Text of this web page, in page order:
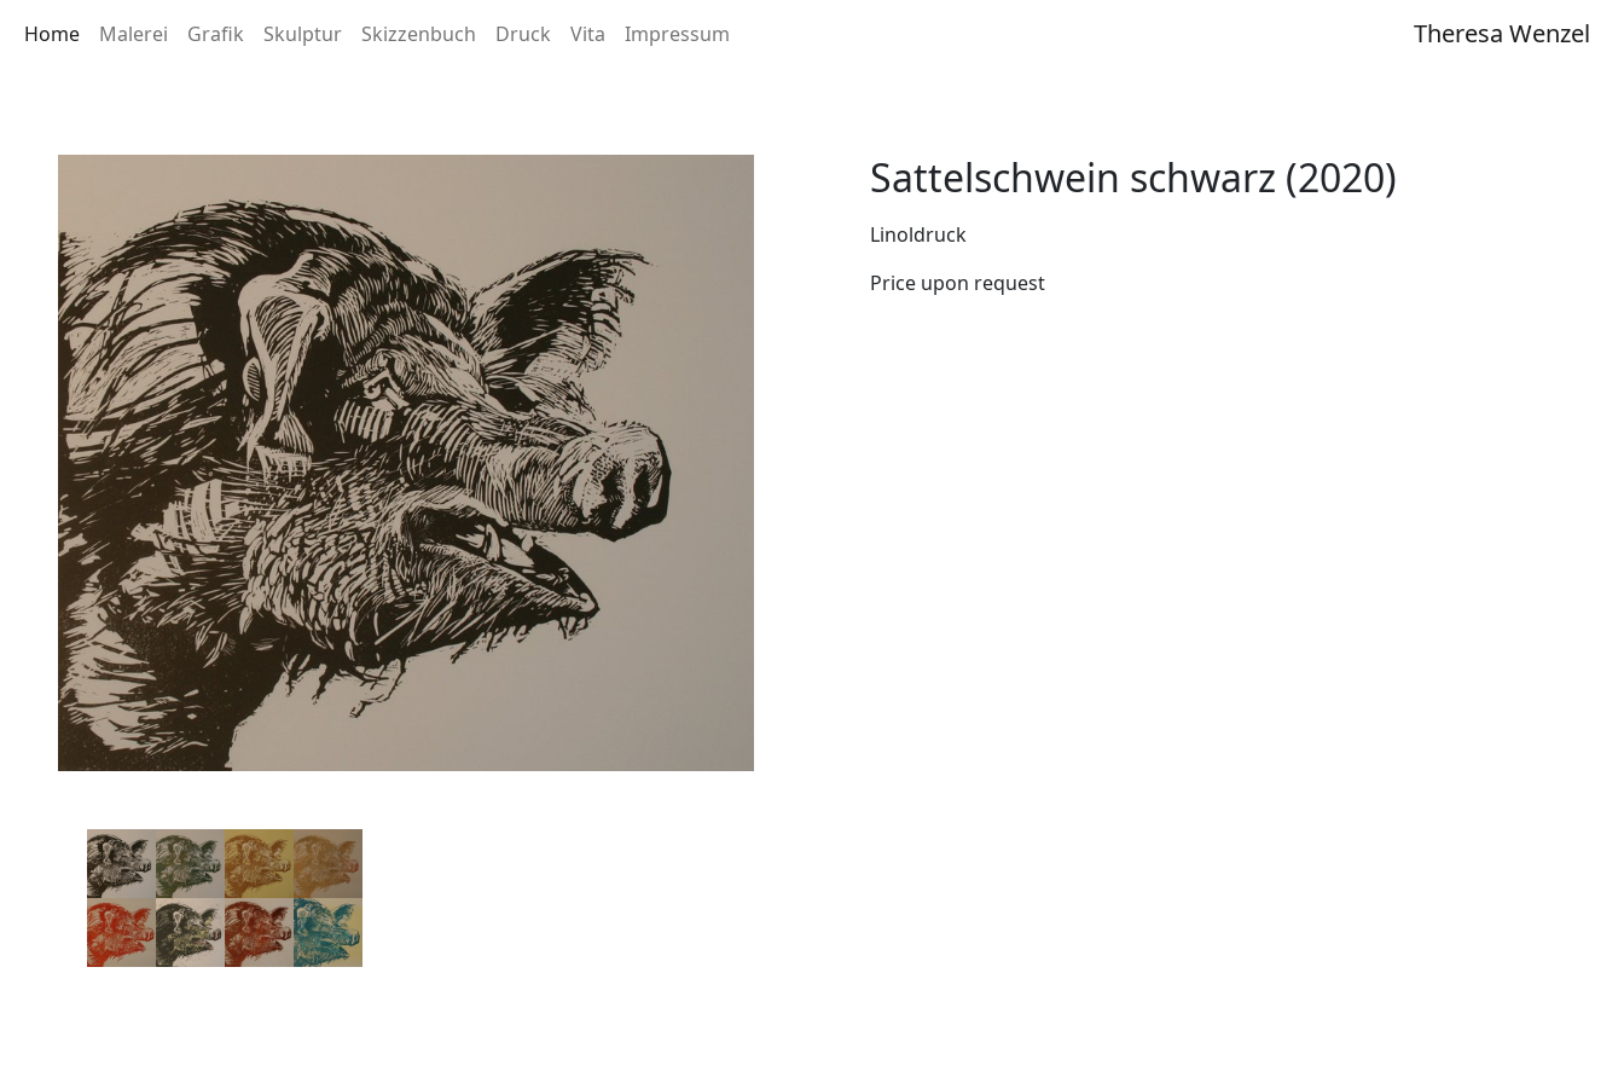
Home Malerei Grafik Skulptur Skizzenbuch Druck Vita Impressum Theresa Wenzel
Sattelschwein schwarz (2020)
Linoldruck
Price upon request